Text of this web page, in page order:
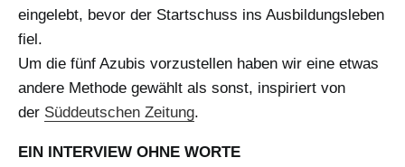
eingelebt, bevor der Startschuss ins Ausbildungsleben
fiel.
Um die fünf Azubis vorzustellen haben wir eine etwas
andere Methode gewählt als sonst, inspiriert von
der Süddeutschen Zeitung.
EIN INTERVIEW OHNE WORTE